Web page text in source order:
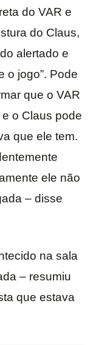
do VAR e
do Claus,
alertado e
o jogo”. Pode
que o VAR
o Claus pode
que ele tem.
ele não
– disse
na sala
– resumiu
que estava